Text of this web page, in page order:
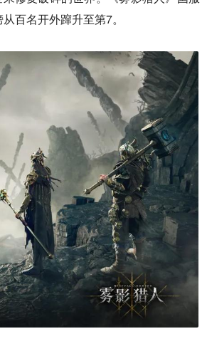
百名开外蹿升至第7。